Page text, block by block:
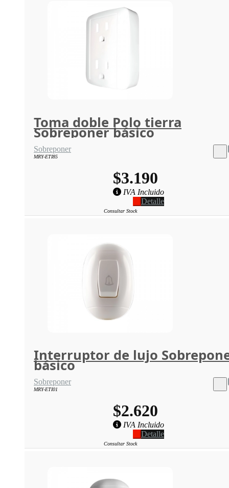
Toma doble Polo tierra
Sobreponer básico
Sobreponer
MRY-ETI85
$3.190
IVA Incluido
Detalle
Consultar Stock
Interruptor de lujo
básico
Sobreponer
MRY-ETI01
$2.620
IVA Incluido
Detalle
Consultar Stock